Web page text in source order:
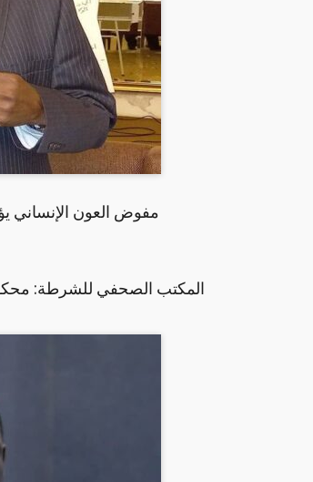
مفوض العون الإنساني
المكتب الصحفي للشرطة: